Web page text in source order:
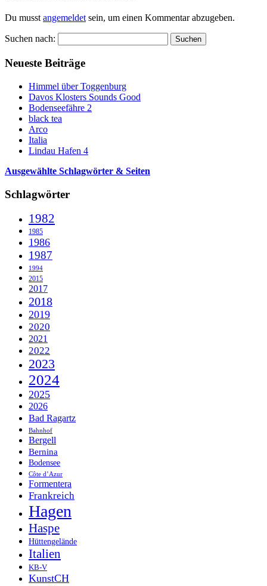
Du musstangemeldetsein, um einen Kommentar abzugeben.
Suchen nach:
Neueste Beiträge
Himmel über Toggenburg
Davos Klosters Sounds Good
Bodenseefähre 2
black tea
Arco
Italia
Lindau Hafen 4
Ausgewählte Schlagwörter & Seiten
Schlagwörter
1982
1985
1986
1987
1994
2015
2017
2018
2019
2020
2021
2022
2023
2024
2025
2026
Bad Ragartz
Bahnhof
Bergell
Bernina
Bodensee
Côte d’Azur
Formentera
Frankreich
Hagen
Haspe
Hüttengelände
Italien
KB-V
KunstCH